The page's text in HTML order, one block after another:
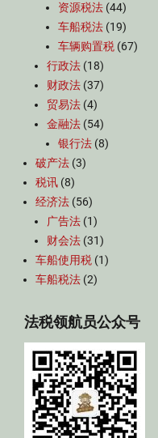
资源税法 (44)
车船税法 (19)
车辆购置税 (67)
行政法 (18)
财政法 (37)
贸易法 (4)
金融法 (54)
银行法 (8)
破产法 (3)
税讯 (8)
经济法 (56)
广告法 (1)
财会法 (31)
车船使用税 (1)
车船税法 (2)
法税领航员公众号